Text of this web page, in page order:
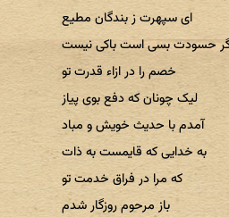
ای سپهرت ز بندگان مطیع
حسودت بسی است باکی نیست
خصم را در ازاء قدرت تو
لیک چونان که دفع بوی پیاز
آمدم با حدیث خویش و مباد
به خدایی که قایمست به ذات
که مرا در فراق خدمت تو
باز مرحوم روزگار شدم